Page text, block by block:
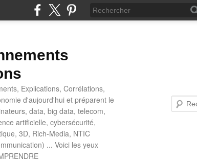
Explications, Corrélations,
d'aujourd'hui et préparent le
data, big data, telecom,
artificielle, cybersécurité,
3D, Rich-Media, NTIC
... Voici les yeux